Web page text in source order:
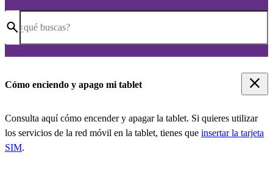
¿qué buscas?
Cómo enciendo y apago mi tablet
Consulta aquí cómo encender y apagar la tablet. Si quieres utilizar
los servicios de la red móvil en la tablet, tienes que insertar la tarjeta
SIM.